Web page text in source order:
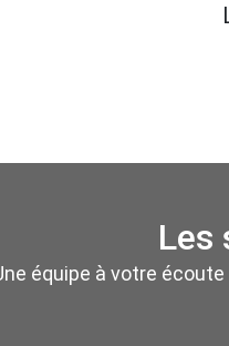
Les
équipe à votre